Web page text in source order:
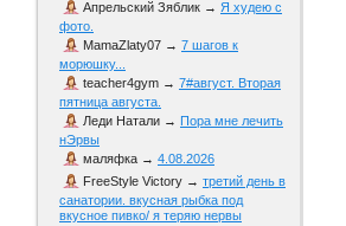
Апрельский Зяблик → Я худею с
фото.
MamaZlaty07 → 7 шагов к
морюшку...
teacher4gym → 7#август. Вторая
пятница августа.
Леди Натали → Пора мне лечить
нЭрвы
маляфка → 4.08.2026
FreeStyle Victory → третий день в
санатории. вкусная рыбка под
вкусное пивко/ я теряю нервы